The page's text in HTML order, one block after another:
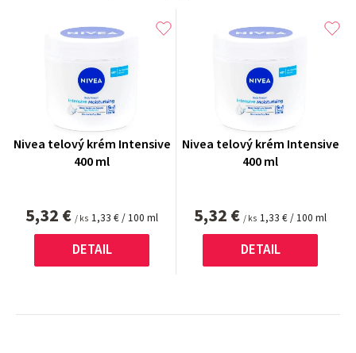
Nivea telový krém Intensive
400 ml
5,32 € / ks Jednotková
cena:
1,33 € / 100 ml
DETAIL
Nivea telový krém Intensive
400 ml
5,32 € / ks Jednotková
cena:
1,33 € / 100 ml
DETAIL